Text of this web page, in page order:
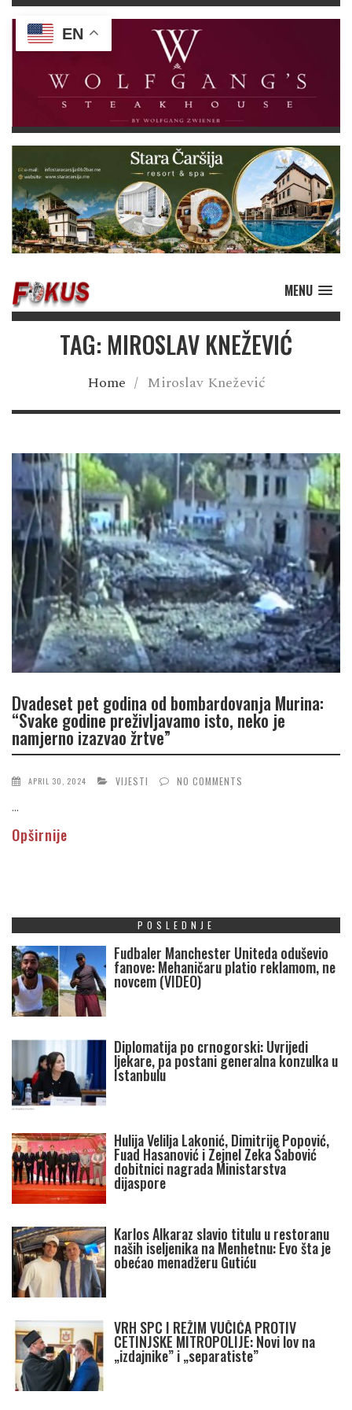
MENU
TAG: MIROSLAV KNEŽEVIĆ
Home / Miroslav Knežević
Dvadeset pet godina od bombardovanja Murina:
“Svake godine preživljavamo isto, neko je
namjerno izazvao žrtve”
APRIL 30, 2024 VIJESTI NO COMMENTS
...
Opširnije
POSLEDNJE
Fudbaler Manchester Uniteda oduševio
fanove: Mehaničaru platio reklamom, ne
novcem (VIDEO)
Diplomatija po crnogorski: Uvrijedi
ljekare, pa postani generalna konzulka u
Istanbulu
Hulija Velilja Lakonić, Dimitrije Popović,
Fuad Hasanović i Zejnel Zeka Šabović
dobitnici nagrada Ministarstva
dijaspore
Karlos Alkaraz slavio titulu u restoranu
naših iseljenika na Menhetnu: Evo šta je
obećao menadžeru Gutiću
VRH SPC I REŽIM VUČIĆA PROTIV
CETINJSKE MITROPOLIJE: Novi lov na
„izdajnike” i „separatiste”
EN